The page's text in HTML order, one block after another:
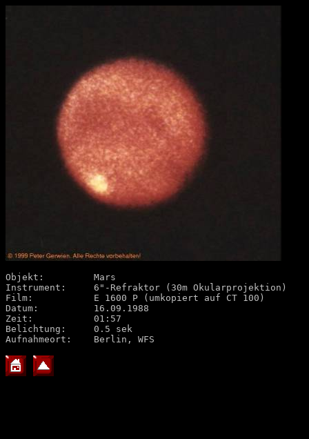
Objekt:		Mars
Instrument:	6"-Refraktor (30m Okularprojektion)
Film:		E 1600 P (umkopiert auf CT 100)
Datum:		16.09.1988
Zeit:		01:57
Belichtung:	0.5 sek
Aufnahmeort:	Berlin, WFS